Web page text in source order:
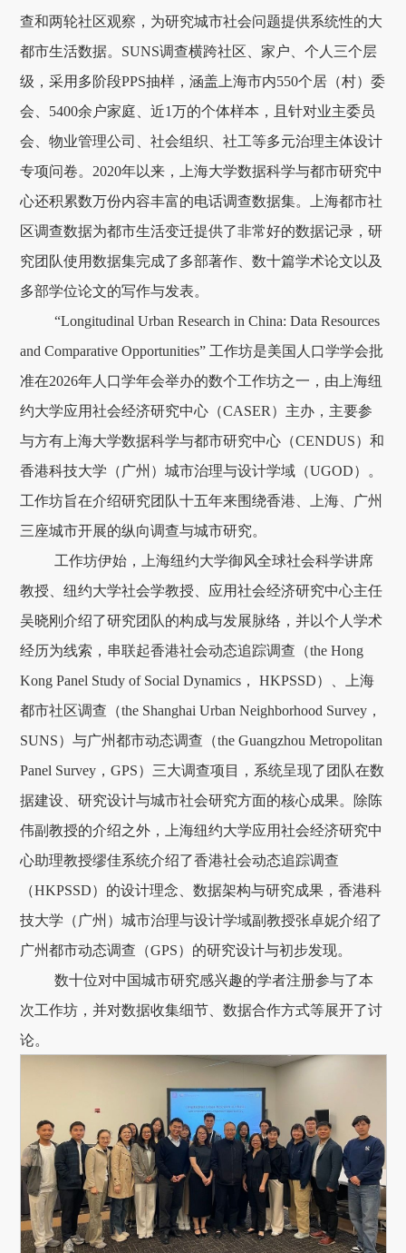
查和两轮社区观察，为研究城市社会问题提供系统性的大
都市生活数据。SUNS调查横跨社区、家户、个人三个层
级，采用多阶段PPS抽样，涵盖上海市内550个居（村）委
会、5400余户家庭、近1万的个体样本，且针对业主委员
会、物业管理公司、社会组织、社工等多元治理主体设计
专项问卷。2020年以来，上海大学数据科学与都市研究中
心还积累数万份内容丰富的电话调查数据集。上海都市社
区调查数据为都市生活变迁提供了非常好的数据记录，研
究团队使用数据集完成了多部著作、数十篇学术论文以及
多部学位论文的写作与发表。
“Longitudinal Urban Research in China: Data Resources
and Comparative Opportunities” 工作坊是美国人口学学会批
准在2026年人口学年会举办的数个工作坊之一，由上海纽
约大学应用社会经济研究中心（CASER）主办，主要参
与方有上海大学数据科学与都市研究中心（CENDUS）和
香港科技大学（广州）城市治理与设计学域（UGOD）。
工作坊旨在介绍研究团队十五年来围绕香港、上海、广州
三座城市开展的纵向调查与城市研究。
工作坊伊始，上海纽约大学御风全球社会科学讲席
教授、纽约大学社会学教授、应用社会经济研究中心主任
吴晓刚介绍了研究团队的构成与发展脉络，并以个人学术
经历为线索，串联起香港社会动态追踪调查（the Hong
Kong Panel Study of Social Dynamics， HKPSSD）、上海
都市社区调查（the Shanghai Urban Neighborhood Survey，
SUNS）与广州都市动态调查（the Guangzhou Metropolitan
Panel Survey，GPS）三大调查项目，系统呈现了团队在数
据建设、研究设计与城市社会研究方面的核心成果。除陈
伟副教授的介绍之外，上海纽约大学应用社会经济研究中
心助理教授缪佳系统介绍了香港社会动态追踪调查
（HKPSSD）的设计理念、数据架构与研究成果，香港科
技大学（广州）城市治理与设计学域副教授张卓妮介绍了
广州都市动态调查（GPS）的研究设计与初步发现。
数十位对中国城市研究感兴趣的学者注册参与了本
次工作坊，并对数据收集细节、数据合作方式等展开了讨
论。